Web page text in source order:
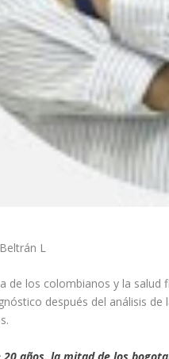
L
de los colombianos y la
después del análisis
20 años, la mitad de los